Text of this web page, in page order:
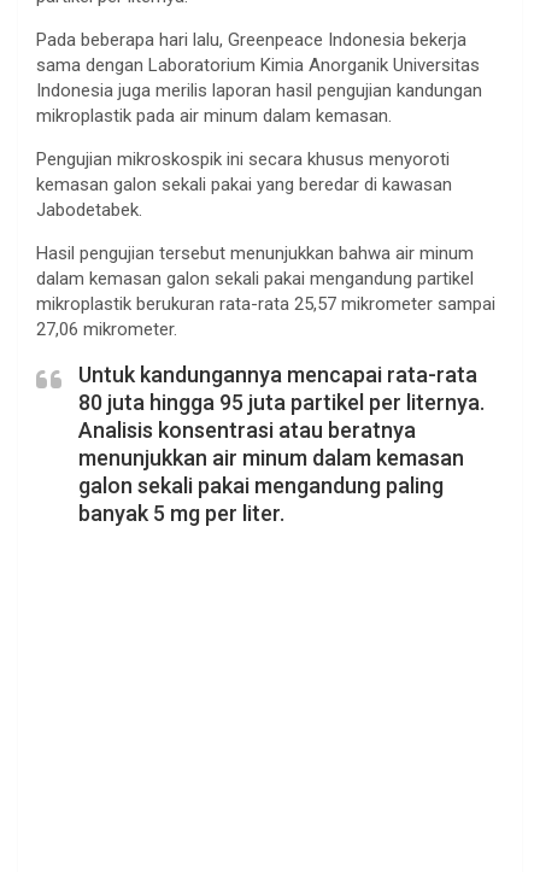
Pada beberapa hari lalu, Greenpeace Indonesia bekerja
sama dengan Laboratorium Kimia Anorganik Universitas
Indonesia juga merilis laporan hasil pengujian kandungan
mikroplastik pada air minum dalam kemasan.
Pengujian mikroskospik ini secara khusus menyoroti
kemasan galon sekali pakai yang beredar di kawasan
Jabodetabek.
Hasil pengujian tersebut menunjukkan bahwa air minum
dalam kemasan galon sekali pakai mengandung partikel
mikroplastik berukuran rata-rata 25,57 mikrometer sampai
27,06 mikrometer.
Untuk kandungannya mencapai rata-rata
80 juta hingga 95 juta partikel per liternya.
Analisis konsentrasi atau beratnya
menunjukkan air minum dalam kemasan
galon sekali pakai mengandung paling
banyak 5 mg per liter.